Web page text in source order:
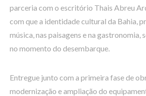
parceria com o escritório Thais Abreu
com que a identidade cultural da Bahia,
música, nas paisagens e na gastronomia,
no momento do desembarque.
Entregue junto com a primeira fase de
modernização e ampliação do